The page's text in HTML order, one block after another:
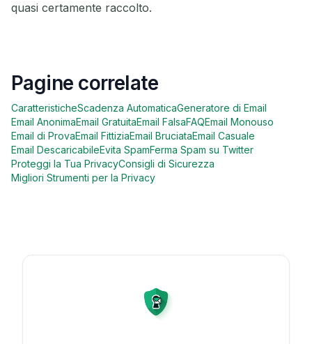
quasi certamente raccolto.
Pagine correlate
CaratteristicheScadenza AutomaticaGeneratore di Email
Email AnonimaEmail GratuitaEmail FalsaFAQEmail Monouso
Email di ProvaEmail FittiziaEmail BruciataEmail Casuale
Email DescaricabileEvita SpamFerma Spam su Twitter
Proteggi la Tua PrivacyConsigli di Sicurezza
Migliori Strumenti per la Privacy